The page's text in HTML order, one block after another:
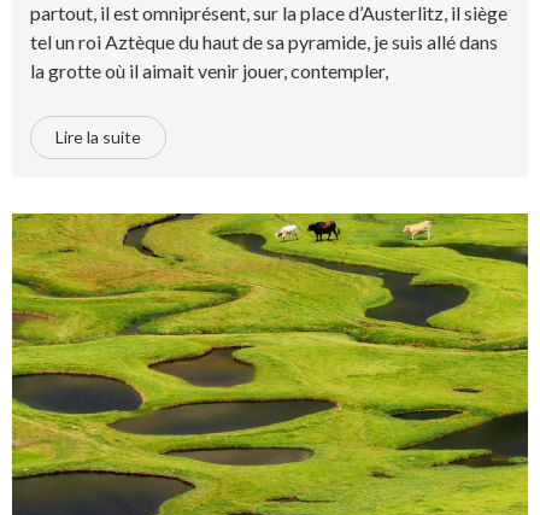
partout, il est omniprésent, sur la place d’Austerlitz, il siège
tel un roi Aztèque du haut de sa pyramide, je suis allé dans
la grotte où il aimait venir jouer, contempler,
Lire la suite